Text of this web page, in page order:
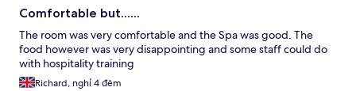
Comfortable but......
The room was very comfortable and the Spa was good. The
food however was very disappointing and some staff could do
with hospitality training
Richard, nghỉ 4 đêm